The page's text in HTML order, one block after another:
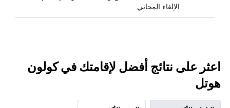
الإلغاء المجاني
اعثر على نتائج أفضل لإقامتك في كولون
هوتل